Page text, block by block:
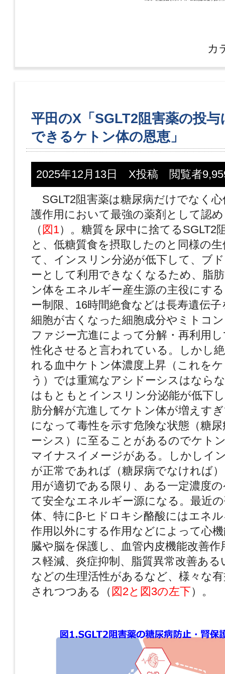
カ
平田のX「SGLT2阻害薬の投
できるケトン体の恩恵」
2025年12月13日 X投稿 閲覧者
SGLT2阻害薬は糖尿病だけでなく心
護作用において最強の薬剤として認
（ 図1）。糖質を尿中に捨てるSGLT2
と、低糖質食を摂取したのと同様の
て、インスリン分泌が低下して、ブ
ーとして利用できなくなるため、脂
ン体をエネルギー産生源の主役にす
ー制限、16時間絶食などは長寿遺伝
細胞が古くなった細胞成分やミトコ
ファジー亢進によって分解・再利用
性化させると言われている。しかし
れる血中ケトン体濃度上昇（これを
う）では重篤なアシドーシスはなら
はもともとインスリン分泌能が低下
肪分解が亢進してケトン体が増えす
になって毒性を示す危険な状態（糖
ーシス）に至ることがあるのでケト
マイナスイメージがある。しかしイ
が正常であれば（糖尿病でなければ
用が適切である限り、ある一定濃度
て安全なエネルギー源になる。最近
体、特にβ-ヒドロキシ酪酸にはエネ
作用以外にする作用などによって心
臓や脳を保護し、血管内皮機能改善
ス軽減、炎症抑制、脂質異常改善ある
などの生理活性があるなど、様々な
されつつある（ 図2と図3の左下）。